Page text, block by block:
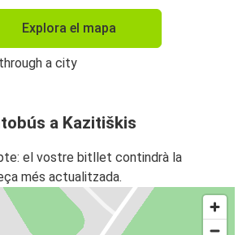
Explora el mapa
a Kazitiškis
el vostre bitllet contindrà la
més actualitzada.